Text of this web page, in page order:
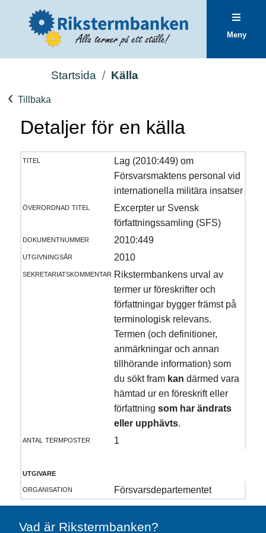
Meny
Startsida Källa
Tillbaka
Detaljer för en källa
titel
Lag (2010:449) om
Försvarsmaktens personal vid
internationella militära insatser
överordnad titel
Excerpter ur Svensk
författningssamling (SFS)
dokumentnummer
2010:449
utgivningsår
2010
sekretariatskommentar Rikstermbankens urval av
termer ur föreskrifter och
författningar bygger främst på
terminologisk relevans.
Termen (och definitioner,
anmärkningar och annan
tillhörande information) som
du sökt fram kan därmed vara
hämtad ur en föreskrift eller
författning som har ändrats
eller upphävts.
antal termposter
1
utgivare
organisation
Försvarsdepartementet
Vad är Rikstermbanken?